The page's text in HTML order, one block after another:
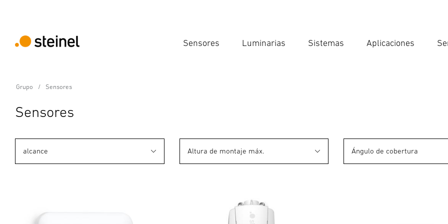
Sensores Luminarias Sistemas Aplicaciones
Grupo Sensores
Sensores
alcance Altura de montaje máx. Ángulo de cobertura